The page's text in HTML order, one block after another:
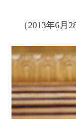
（2013年6月